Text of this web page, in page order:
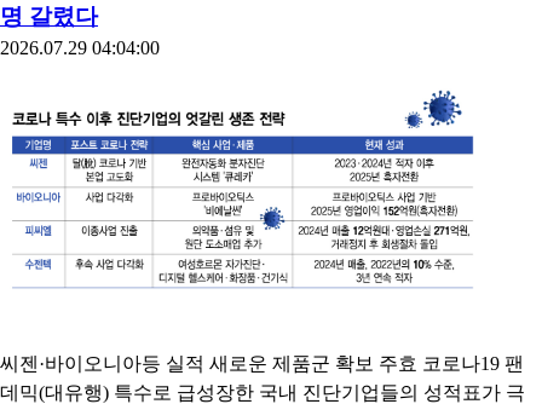
명 갈렸다
2026.07.29 04:04:00
씨젠·바이오니아등 실적 새로운 제품군 확보 주효 코로나19 팬
데믹(대유행) 특수로 급성장한 국내 진단기업들의 성적표가 극